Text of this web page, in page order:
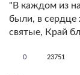
"В каждом из
были, в
святые, Край
0 23751